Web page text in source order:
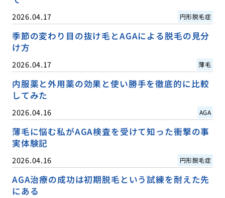
2026.04.17 円形脱毛症
季節の変わり目の抜け毛とAGAによる脱毛の見分
け方
2026.04.17 薄毛
内服薬と外用薬の効果と使い勝手を徹底的に比較
してみた
2026.04.16 AGA
薄毛に悩む私がAGA検査を受けて知った衝撃の事
実体験記
2026.04.16 円形脱毛症
AGA治療の成功は初期脱毛という試練を耐えた先
にある